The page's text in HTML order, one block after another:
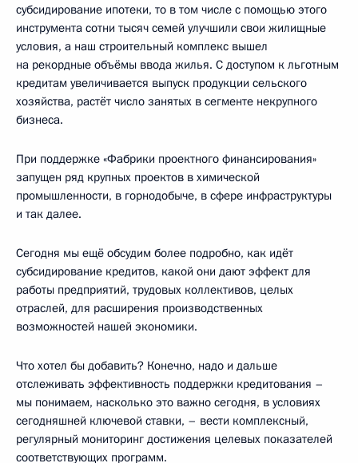
субсидирование ипотеки, то в том числе с помощью этого
инструмента сотни тысяч семей улучшили свои жилищные
условия, а наш строительный комплекс вышел
на рекордные объёмы ввода жилья. С доступом к льготным
кредитам увеличивается выпуск продукции сельского
хозяйства, растёт число занятых в сегменте некрупного
бизнеса.
При поддержке «Фабрики проектного финансирования»
запущен ряд крупных проектов в химической
промышленности, в горнодобыче, в сфере инфраструктуры
и так далее.
Сегодня мы ещё обсудим более подробно, как идёт
субсидирование кредитов, какой они дают эффект для
работы предприятий, трудовых коллективов, целых
отраслей, для расширения производственных
возможностей нашей экономики.
Что хотел бы добавить? Конечно, надо и дальше
отслеживать эффективность поддержки кредитования –
мы понимаем, насколько это важно сегодня, в условиях
сегодняшней ключевой ставки, – вести комплексный,
регулярный мониторинг достижения целевых показателей
соответствующих программ.